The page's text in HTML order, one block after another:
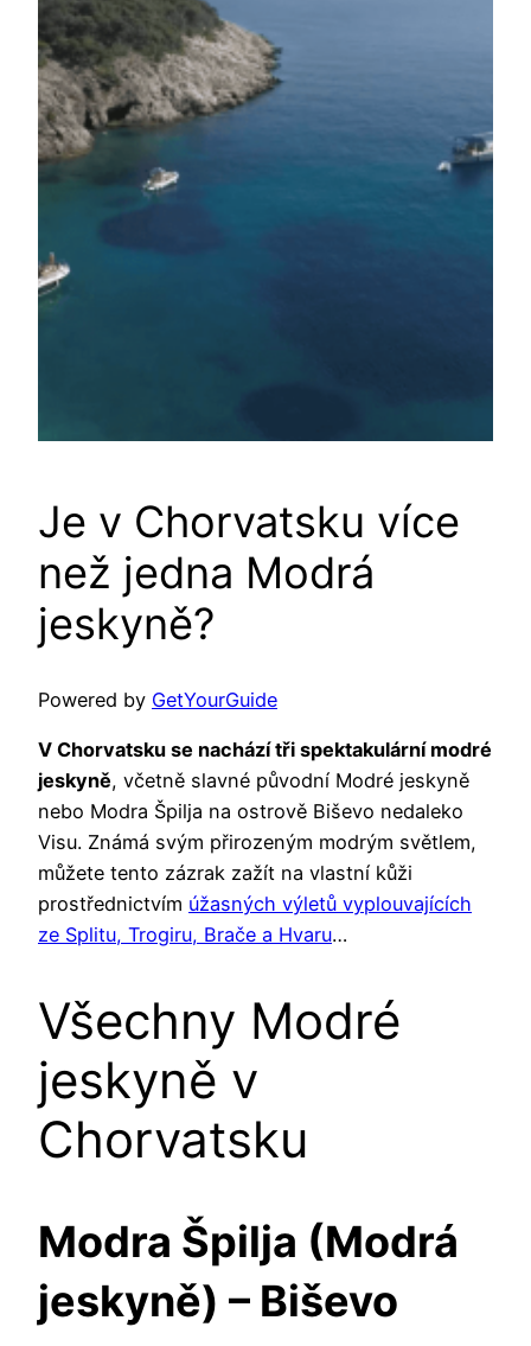
Je v Chorvatsku více
než jedna Modrá
jeskyně?
Powered by GetYourGuide
V Chorvatsku se nachází tři spektakulární modré
jeskyně, včetně slavné původní Modré jeskyně
nebo Modra Špilja na ostrově Biševo nedaleko
Visu. Známá svým přirozeným modrým světlem,
můžete tento zázrak zažít na vlastní kůži
prostřednictvím úžasných výletů vyplouvajících
ze Splitu, Trogiru, Brače a Hvaru…
Všechny Modré
jeskyně v
Chorvatsku
Modra Špilja (Modrá
jeskyně) – Biševo